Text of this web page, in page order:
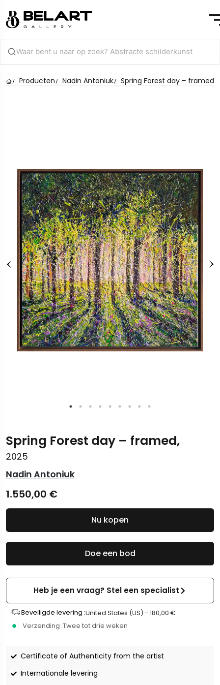
Producten Nadin Antoniuk Spring Forest day – framed
Spring Forest day – framed,
2025
Nadin Antoniuk
1.550,00 €
Doe een bod
Heb je een vraag? Stel een specialist
Beveiligde levering :United States (US) - 180,00 €
Verzending :Twee tot drie weken
Certificate of Authenticity from the artist
Internationale levering
Nu kopen